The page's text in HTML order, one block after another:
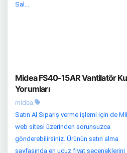
Sal...
Midea FS40-15AR Vantilatör
Yorumları
midea
Satın Al Sipariş verme işlemi için de
web sitesi üzerinden sorunsuzca
gönderebilirsiniz. Ürünün satın alma
sayfasında en ucuz fiyat seçeneklerini